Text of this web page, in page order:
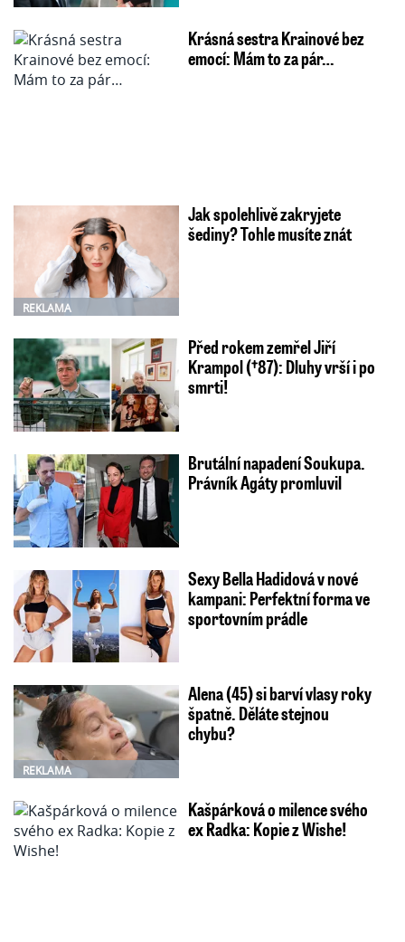
Krásná sestra Krainové bez
emocí: Mám to za pár…
REKLAMA
Jak spolehlivě zakryjete
šediny? Tohle musíte znát
Před rokem zemřel Jiří
Krampol (†87): Dluhy vrší i po
smrti!
Brutální napadení Soukupa.
Právník Agáty promluvil
Sexy Bella Hadidová v nové
kampani: Perfektní forma ve
sportovním prádle
REKLAMA
Alena (45) si barví vlasy roky
špatně. Děláte stejnou
chybu?
Kašpárková o milence svého
ex Radka: Kopie z Wishe!